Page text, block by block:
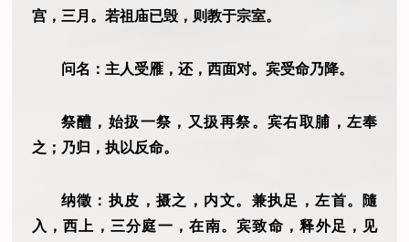
宫，三月。若祖庙已毁，则教于宗室。
问名：主人受雁，还，西面对。宾受命乃降。
祭醴，始扱一祭，又扱再祭。宾右取脯，左奉
之；乃归，执以反命。
纳徵：执皮，摄之，内文。兼执足，左首。隨
入，西上，三分庭一，在南。宾致命，释外足，见